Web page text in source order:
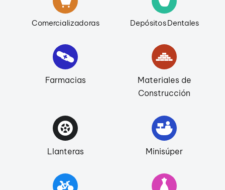
Comercializadoras Depósitos Dentales
Farmacias
Materiales de
Construcción
Llanteras Minisúper